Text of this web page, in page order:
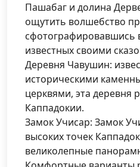
Пашабаг и долина
ощутить волшебство
сфотографировавшись
известных своими
Деревня Чавушин:
историческими
церквями, эта деревня
Каппадокии.
Замок Учисар: Замок
высоких точек
великолепные